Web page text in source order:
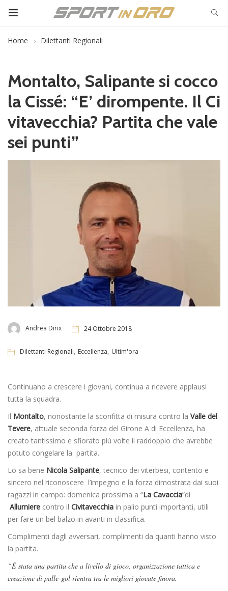
Home Dilettanti Regionali
Montalto, Salipante si cocco
la Cissé: “E’ dirompente. Il Ci
vitavecchia? Partita che vale
sei punti”
Andrea Dirix 24 Ottobre 2018
Dilettanti Regionali, Eccellenza, Ultim'ora
Continuano a crescere i giovani, continua a ricevere applausi
tutta la squadra.
Il Montalto, nonostante la sconfitta di misura contro la Valle del
Tevere, attuale seconda forza del Girone A di Eccellenza, ha
creato tantissimo e sfiorato più volte il raddoppio che avrebbe
potuto congelare la partita.
Lo sa bene Nicola Salipante, tecnico dei viterbesi, contento e
sincero nel riconoscere l’impegno e la forza dimostrata dai suoi
ragazzi in campo: domenica prossima a “La Cavaccia”di
Allumiere contro il Civitavecchia in palio punti importanti, utili
per fare un bel balzo in avanti in classifica.
Complimenti dagli avversari, complimenti da quanti hanno visto
la partita.
“È stata una partita che a livello di gioco, organizzazione tattica e
creazione di palle-gol rientra tra le migliori giocate finora.